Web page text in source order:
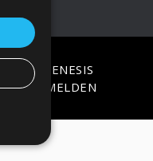
ON
GENESIS
·ANMELDEN